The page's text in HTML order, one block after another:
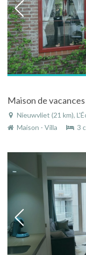
Nieuwvliet (21 km),
Maison - Villa
3